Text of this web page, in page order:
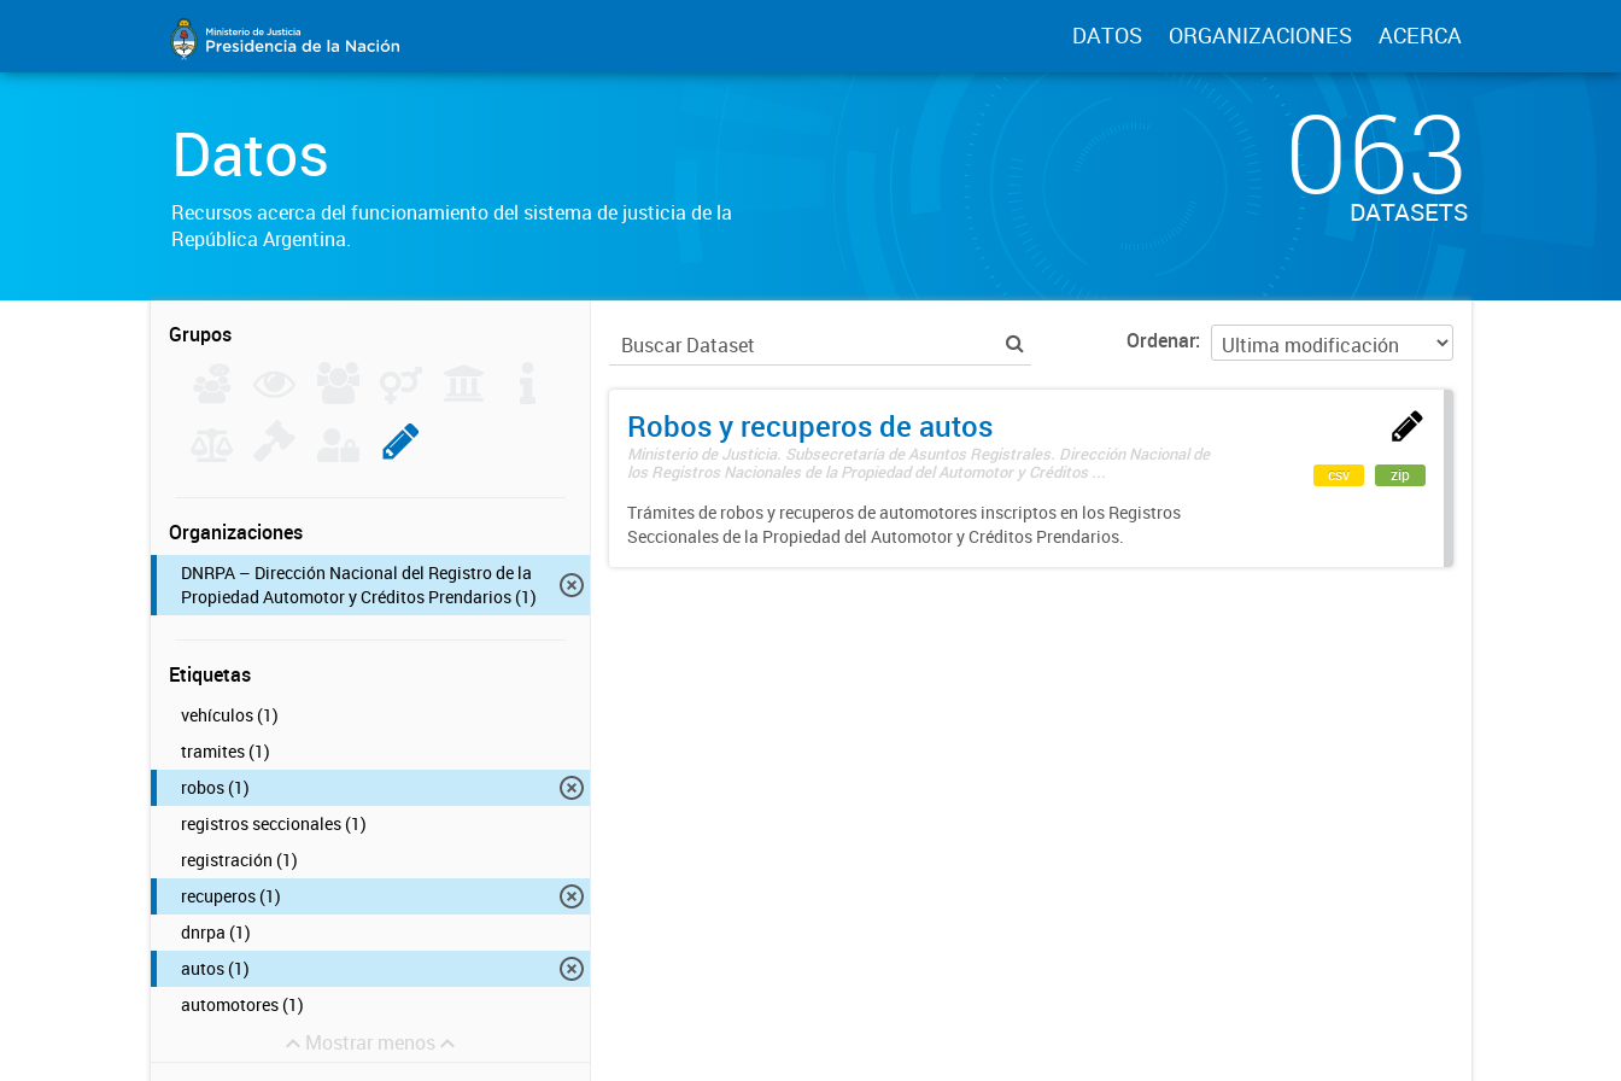
DATOS ORGANIZACIONES ACERCA
Datos
Recursos acerca del funcionamiento del sistema de justicia de la
República Argentina.
063
DATASETS
Grupos
Organizaciones
DNRPA – Dirección Nacional del Registro de la
Propiedad Automotor y Créditos Prendarios (1)
Etiquetas
vehículos (1)
tramites (1)
robos (1)
registros seccionales (1)
registración (1)
recuperos (1)
dnrpa (1)
autos (1)
automotores (1)
Mostrar menos
Ordenar
Robos y recuperos de autos
Ministerio de Justicia. Subsecretaría de Asuntos Registrales. Dirección Nacional de
los Registros Nacionales de la Propiedad del Automotor y Créditos ...
Trámites de robos y recuperos de automotores inscriptos en los Registros
Seccionales de la Propiedad del Automotor y Créditos Prendarios.
csv zip